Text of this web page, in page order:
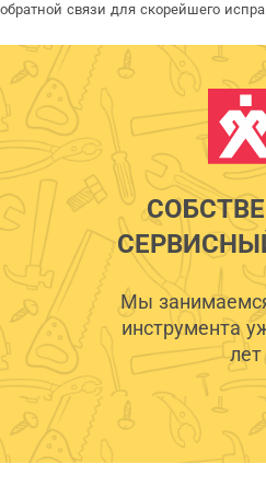
обратной связи для скорейшего
Мы
инструмента
лет